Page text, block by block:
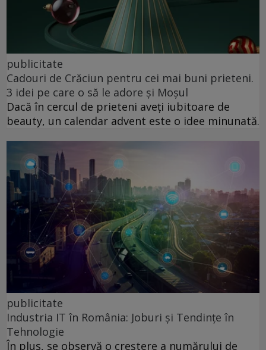
publicitate
Cadouri de Crăciun pentru cei mai buni prieteni.
3 idei pe care o să le adore și Moșul
Dacă în cercul de prieteni aveți iubitoare de
beauty, un calendar advent este o idee minunată.
publicitate
Industria IT în România: Joburi și Tendințe în
Tehnologie
În plus, se observă o creștere a numărului de